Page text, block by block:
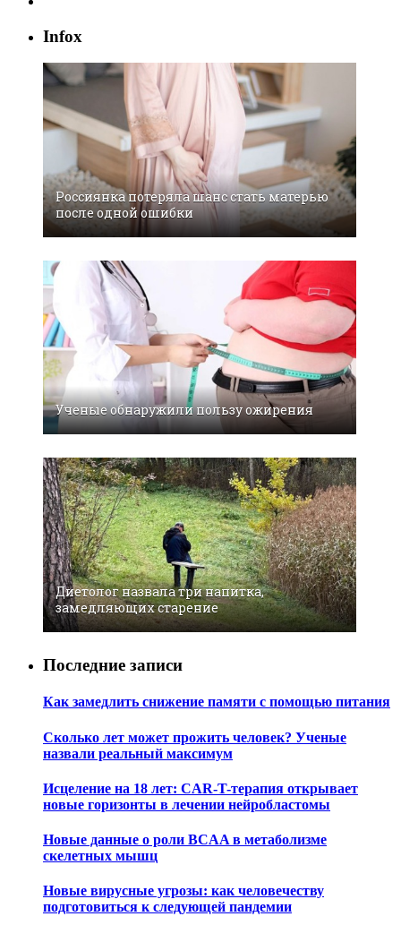
Infox
Россиянка потеряла шанс стать матерью
после одной ошибки
Ученые обнаружили пользу ожирения
Диетолог назвала три напитка,
замедляющих старение
Последние записи
Как замедлить снижение памяти с помощью питания
Сколько лет может прожить человек? Ученые
назвали реальный максимум
Исцеление на 18 лет: CAR-T-терапия открывает
новые горизонты в лечении нейробластомы
Новые данные о роли BCAA в метаболизме
скелетных мышц
Новые вирусные угрозы: как человечеству
подготовиться к следующей пандемии